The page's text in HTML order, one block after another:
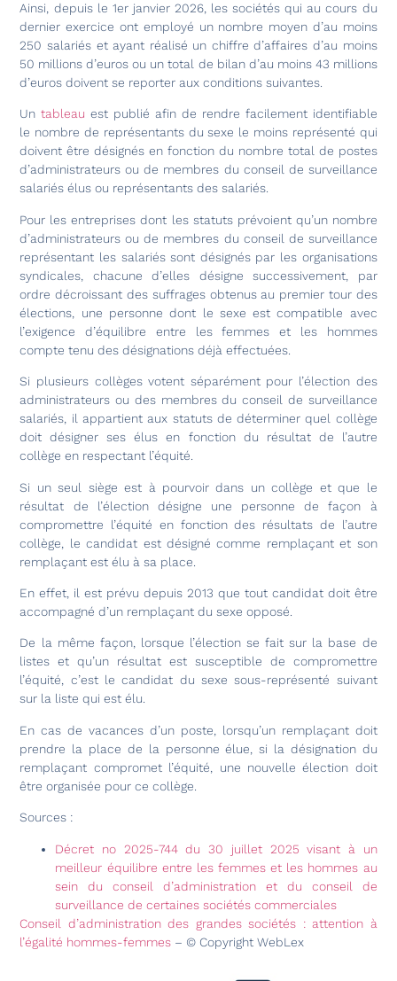
Ainsi, depuis le 1er janvier 2026, les sociétés qui au cours du
dernier exercice ont employé un nombre moyen d’au moins
250 salariés et ayant réalisé un chiffre d’affaires d’au moins
50 millions d’euros ou un total de bilan d’au moins 43 millions
d’euros doivent se reporter aux conditions suivantes.
Untableau est publié afin de rendre facilement identifiable
le nombre de représentants du sexe le moins représenté qui
doivent être désignés en fonction du nombre total de postes
d’administrateurs ou de membres du conseil de surveillance
salariés élus ou représentants des salariés.
Pour les entreprises dont les statuts prévoient qu’un nombre
d’administrateurs ou de membres du conseil de surveillance
représentant les salariés sont désignés par les organisations
syndicales, chacune d’elles désigne successivement, par
ordre décroissant des suffrages obtenus au premier tour des
élections, une personne dont le sexe est compatible avec
l’exigence d’équilibre entre les femmes et les hommes
compte tenu des désignations déjà effectuées.
Si plusieurs collèges votent séparément pour l’élection des
administrateurs ou des membres du conseil de surveillance
salariés, il appartient aux statuts de déterminer quel collège
doit désigner ses élus en fonction du résultat de l’autre
collège en respectant l’équité.
Si un seul siège est à pourvoir dans un collège et que le
résultat de l’élection désigne une personne de façon à
compromettre l’équité en fonction des résultats de l’autre
collège, le candidat est désigné comme remplaçant et son
remplaçant est élu à sa place.
En effet, il est prévu depuis 2013 que tout candidat doit être
accompagné d’un remplaçant du sexe opposé.
De la même façon, lorsque l’élection se fait sur la base de
listes et qu’un résultat est susceptible de compromettre
l’équité, c’est le candidat du sexe sous-représenté suivant
sur la liste qui est élu.
En cas de vacances d’un poste, lorsqu’un remplaçant doit
prendre la place de la personne élue, si la désignation du
remplaçant compromet l’équité, une nouvelle élection doit
être organisée pour ce collège.
Sources :
Décret no 2025-744 du 30 juillet 2025 visant à un
meilleur équilibre entre les femmes et les hommes au
sein du conseil d’administration et du conseil de
surveillance de certaines sociétés commerciales
Conseil d’administration des grandes sociétés : attention à
l’égalité hommes-femmes – © Copyright WebLex